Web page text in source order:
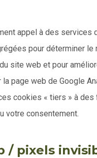
appel à des services
pour déterminer
site web et pour
page web de Google
cookies « tiers » à
votre consentement.
/ pixels